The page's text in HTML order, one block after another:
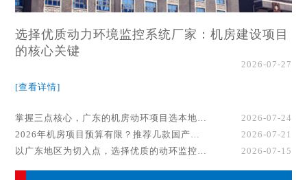
选择优质动力环境监控系统厂家：机房建设项目
的核心关键
2026-07-27
[查看详情]
掌握三点核心，广东的机房动环项目选本地厂家事半功倍！
2026-07-24
2026年机房项目预算有限？推荐几款国产动环监控系统品牌
2026-07-21
以广东地区为切入点，选择优质的动环监控系统厂家
2026-07-15